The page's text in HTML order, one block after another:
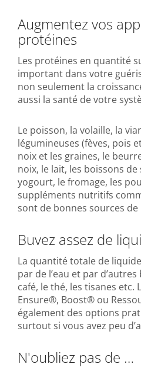
Augmentez vos
protéines
Les protéines en quantité
important dans votre
non seulement la
aussi la santé de votre
Le poisson, la volaille, la
légumineuses (fèves, pois
noix et les graines, le
noix, le lait, les boissons
yogourt, le fromage, les
suppléments nutritifs
sont de bonnes sources
Buvez assez de
La quantité totale de
par de l’eau et par
café, le thé, les tisanes etc.
Ensure®, Boost® ou
également des options
surtout si vous avez peu
N'oubliez pas de …